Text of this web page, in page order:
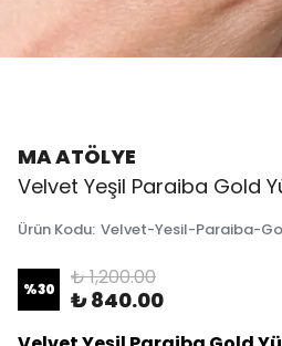
MA ATÖLYE
Velvet Yeşil Paraiba Gold
Ürün Kodu: Velvet-Yesil-Paraiba-
%30 ₺ 1,200.00
₺ 840.00